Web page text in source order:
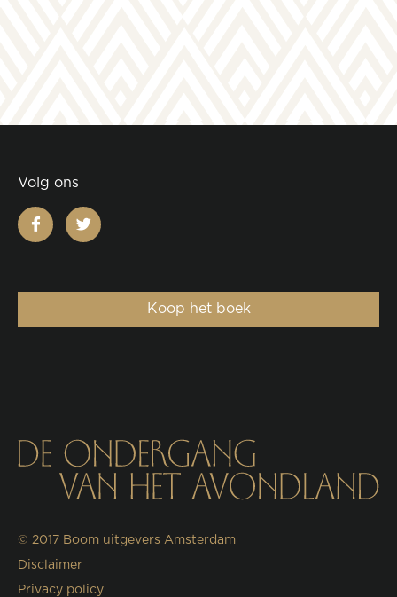
Volg ons
facebooktwitter
Koop het boek
© 2017 Boom uitgevers Amsterdam
Disclaimer
Privacy policy